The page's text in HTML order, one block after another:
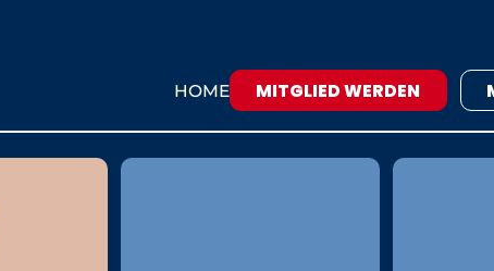
HOME MITGLIED WERDEN